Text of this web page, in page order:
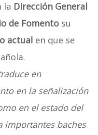
la Dirección General
de Fomentosu
actualen que se
en
en la señalización
en el estado del
importantes baches